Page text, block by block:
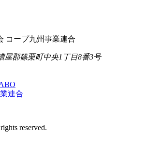
コープ九州事業連合
屋郡篠栗町中央1丁目8番3号
連合
reserved.